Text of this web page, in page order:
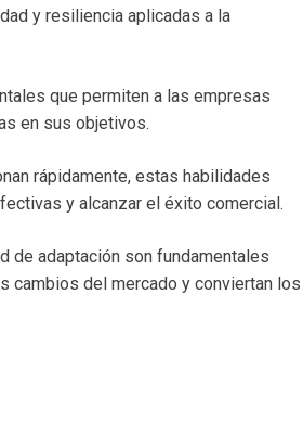
y resiliencia aplicadas a la
que permiten a las empresas
en sus objetivos.
rápidamente, estas habilidades
y alcanzar el éxito comercial.
de adaptación son fundamentales
cambios del mercado y conviertan los